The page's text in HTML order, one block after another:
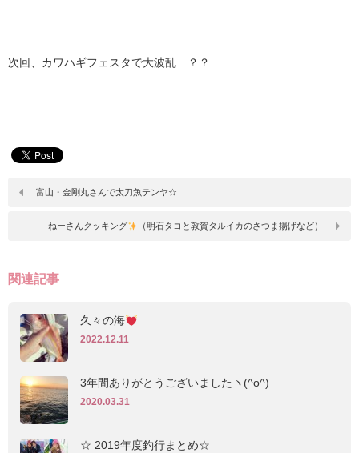
次回、カワハギフェスタで大波乱…？？
富山・金剛丸さんで太刀魚テンヤ☆
ねーさんクッキング （明石タコと敦賀タルイカのさつま揚げなど）
関連記事
久々の海
2022.12.11
3年間ありがとうございましたヽ(^o^)
2020.03.31
☆ 2019年度釣行まとめ☆